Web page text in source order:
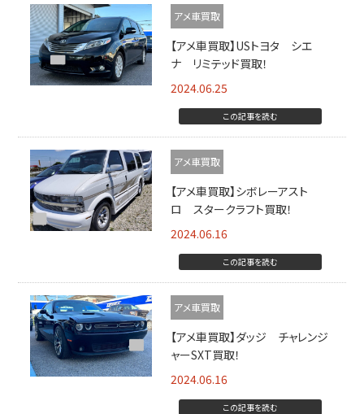
アメ車買取
【アメ車買取】USトヨタ シエ
ナ リミテッド買取！
2024.06.25
この記事を読む
アメ車買取
【アメ車買取】シボレーアスト
ロ スタークラフト買取！
2024.06.16
この記事を読む
アメ車買取
【アメ車買取】ダッジ チャレンジ
ャーSXT買取！
2024.06.16
この記事を読む